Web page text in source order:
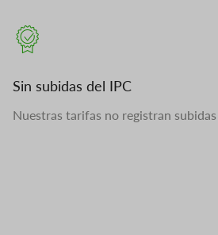
Sin subidas del IPC
Nuestras tarifas no registran subidas